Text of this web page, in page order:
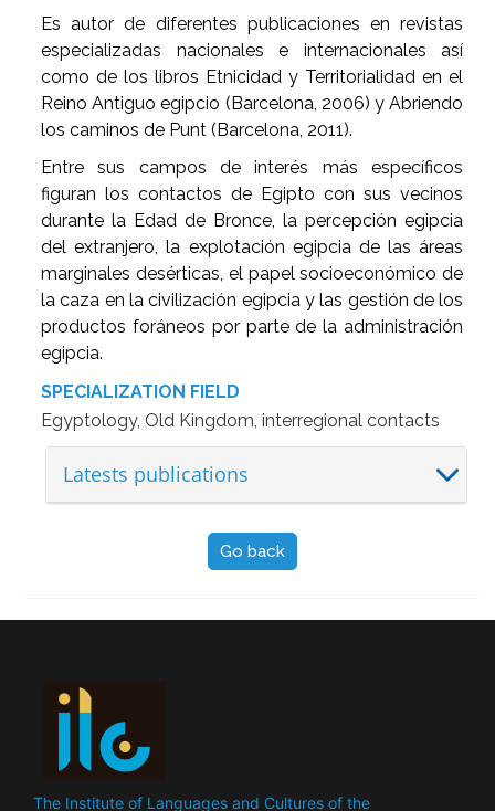
Es autor de diferentes publicaciones en revistas
especializadas nacionales e internacionales así
como de los libros Etnicidad y Territorialidad en el
Reino Antiguo egipcio (Barcelona, 2006) y Abriendo
los caminos de Punt (Barcelona, 2011).
Entre sus campos de interés más específicos
figuran los contactos de Egipto con sus vecinos
durante la Edad de Bronce, la percepción egipcia
del extranjero, la explotación egipcia de las áreas
marginales desérticas, el papel socioeconómico de
la caza en la civilización egipcia y las gestión de los
productos foráneos por parte de la administración
egipcia.
SPECIALIZATION FIELD
Egyptology, Old Kingdom, interregional contacts
Latests publications
Go back
The Institute of Languages ​​and Cultures of the